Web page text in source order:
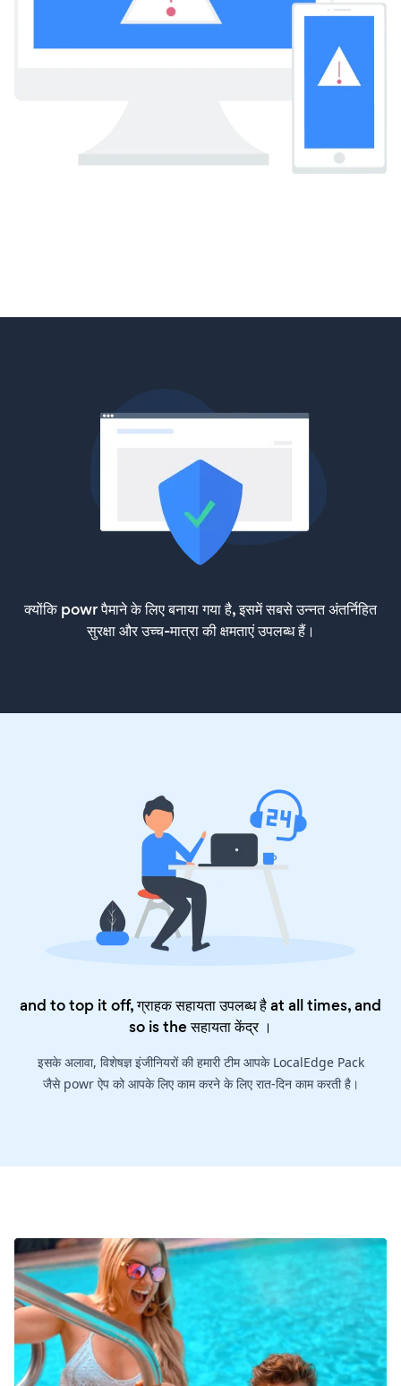
क्योंकि powr पैमाने के लिए बनाया गया है, इसमें सबसे उन्नत अंतर्निहित
सुरक्षा और उच्च-मात्रा की क्षमताएं उपलब्ध हैं।
and to top it off, ग्राहक सहायता उपलब्ध है at all times, and
so is theसहायता केंद्र।
इसके अलावा, विशेषज्ञ इंजीनियरों की हमारी टीम आपके LocalEdge Pack
जैसे powr ऐप को आपके लिए काम करने के लिए रात-दिन काम करती है।